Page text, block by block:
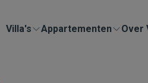
Villa's Appartementen Over